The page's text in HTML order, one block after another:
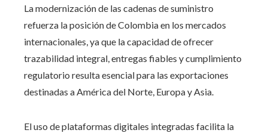
La modernización de las cadenas de suministro
refuerza la posición de Colombia en los mercados
internacionales, ya que la capacidad de ofrecer
trazabilidad integral, entregas fiables y cumplimiento
regulatorio resulta esencial para las exportaciones
destinadas a América del Norte, Europa y Asia.
El uso de plataformas digitales integradas facilita la